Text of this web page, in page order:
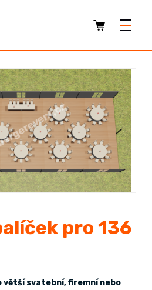
pro 136
větší svatební, firemní nebo